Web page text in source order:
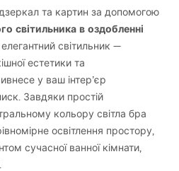
та картин за допомогою
світильника в оздобленні
світильник —
естетики та
у ваш інтер’єр
Завдяки простій
кольору світла бра
освітлення простору,
сучасної ванної кімнати,